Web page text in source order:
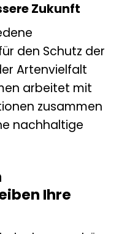
Zukunft
den Schutz der
Artenvielfalt
arbeitet mit
zusammen
nachhaltige
Ihre